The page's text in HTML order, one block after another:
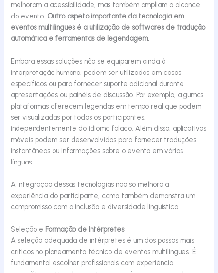
melhoram a acessibilidade, mas também ampliam o alcance
do evento. Outro aspeto importante da tecnologia em
eventos multilingues é a utilização de softwares de tradução
automática e ferramentas de legendagem.
Embora essas soluções não se equiparem ainda à
interpretação humana, podem ser utilizadas em casos
específicos ou para fornecer suporte adicional durante
apresentações ou painéis de discussão. Por exemplo, algumas
plataformas oferecem legendas em tempo real que podem
ser visualizadas por todos os participantes,
independentemente do idioma falado. Além disso, aplicativos
móveis podem ser desenvolvidos para fornecer traduções
instantâneas ou informações sobre o evento em várias
línguas.
A integração dessas tecnologias não só melhora a
experiência do participante, como também demonstra um
compromisso com a inclusão e diversidade linguística.
Seleção e Formação de Intérpretes
A seleção adequada de intérpretes é um dos passos mais
críticos no planeamento técnico de eventos multilingues. É
fundamental escolher profissionais com experiência